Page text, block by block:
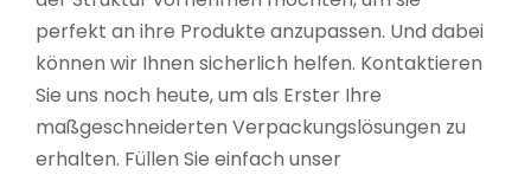
perfekt an ihre Produkte anzupassen. Und dabei
können wir Ihnen sicherlich helfen. Kontaktieren
Sie uns noch heute, um als Erster Ihre
maßgeschneiderten Verpackungslösungen zu
erhalten. Füllen Sie einfach unser